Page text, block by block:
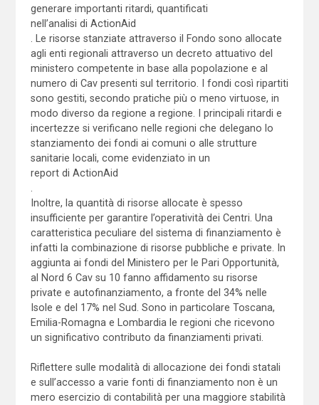
generare importanti ritardi, quantificati
nell’analisi di ActionAid
. Le risorse stanziate attraverso il Fondo sono allocate
agli enti regionali attraverso un decreto attuativo del
ministero competente in base alla popolazione e al
numero di Cav presenti sul territorio. I fondi così ripartiti
sono gestiti, secondo pratiche più o meno virtuose, in
modo diverso da regione a regione. I principali ritardi e
incertezze si verificano nelle regioni che delegano lo
stanziamento dei fondi ai comuni o alle strutture
sanitarie locali, come evidenziato in un
report di ActionAid
Inoltre, la quantità di risorse allocate è spesso
insufficiente per garantire l’operatività dei Centri. Una
caratteristica peculiare del sistema di finanziamento è
infatti la combinazione di risorse pubbliche e private. In
aggiunta ai fondi del Ministero per le Pari Opportunità,
al Nord 6 Cav su 10 fanno affidamento su risorse
private e autofinanziamento, a fronte del 34% nelle
Isole e del 17% nel Sud. Sono in particolare Toscana,
Emilia-Romagna e Lombardia le regioni che ricevono
un significativo contributo da finanziamenti privati.
Riflettere sulle modalità di allocazione dei fondi statali
e sull’accesso a varie fonti di finanziamento non è un
mero esercizio di contabilità per una maggiore stabilità